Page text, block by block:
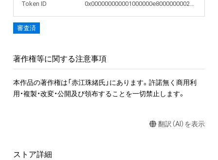
Token ID
0x000000000001000000e800000000207e
審査済
著作権等に関する注意事項
本作品の著作権は「赤江珠緒氏」にあります。許諾無く商用利
用・複製・改変・公開及び領布することを一切禁止します。
翻訳（AI）を表示
ストア詳細